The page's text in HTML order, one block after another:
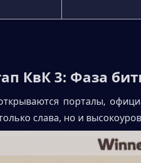
КвК 3: Фаза
порталы,
слава, но и